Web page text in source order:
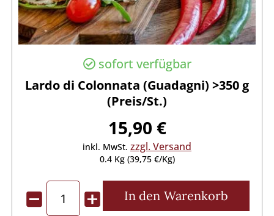
sofort verfügbar
Lardo di Colonnata (Guadagni) >350 g
(Preis/St.)
15,90 €
inkl. MwSt. zzgl. Versand
0.4 Kg (39,75 €/Kg)
In den Warenkorb